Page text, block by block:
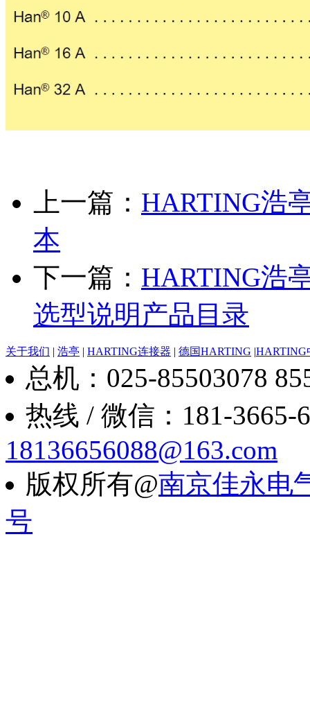
上一篇： HARTING浩
本
下一篇： HARTING浩
选型说明产品目录
关于我们 | 浩亭 | HARTING连接器 | 德国HARTING |HARTING
总机：025-85503078
热线 / 微信：181-3665-
18136656088@163.com
版权所有@南京佳永电
号